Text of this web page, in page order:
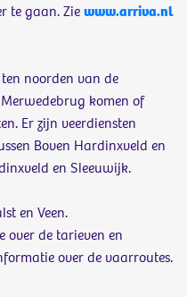
te gaan. Ziewww.arriva.nl
ten noorden van de
komen of
Er zijn veerdiensten
Boven Hardinxveld en
en Sleeuwijk.
en Veen.
over de tarieven en
over de vaarroutes.